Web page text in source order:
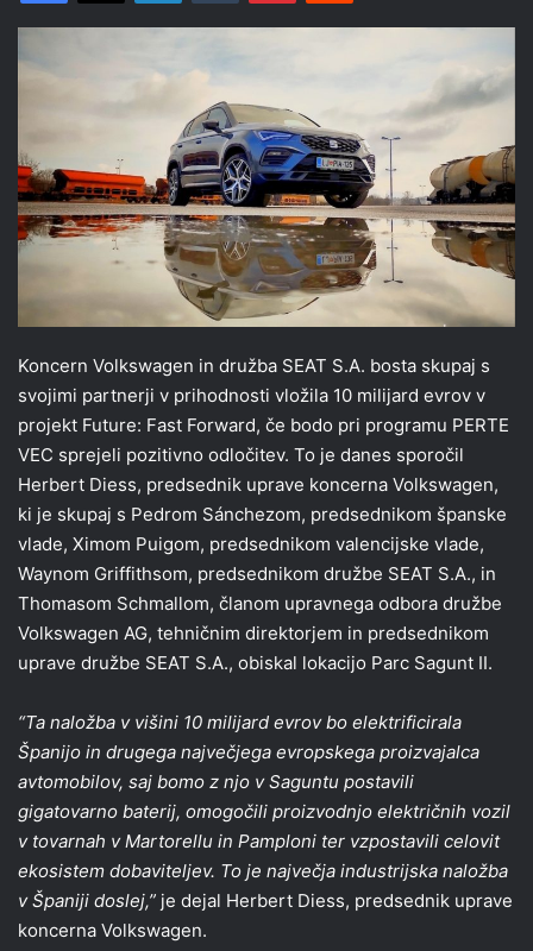
Koncern Volkswagen in družba SEAT S.A. bosta skupaj s
svojimi partnerji v prihodnosti vložila 10 milijard evrov v
projekt Future: Fast Forward, če bodo pri programu PERTE
VEC sprejeli pozitivno odločitev. To je danes sporočil
Herbert Diess, predsednik uprave koncerna Volkswagen,
ki je skupaj s Pedrom Sánchezom, predsednikom španske
vlade, Ximom Puigom, predsednikom valencijske vlade,
Waynom Griffithsom, predsednikom družbe SEAT S.A., in
Thomasom Schmallom, članom upravnega odbora družbe
Volkswagen AG, tehničnim direktorjem in predsednikom
uprave družbe SEAT S.A., obiskal lokacijo Parc Sagunt II.
“Ta naložba v višini 10 milijard evrov bo elektrificirala
Španijo in drugega največjega evropskega proizvajalca
avtomobilov, saj bomo z njo v Saguntu postavili
gigatovarno baterij, omogočili proizvodnjo električnih vozil
v tovarnah v Martorellu in Pamploni ter vzpostavili celovit
ekosistem dobaviteljev. To je največja industrijska naložba
v Španiji doslej,” je dejal Herbert Diess, predsednik uprave
koncerna Volkswagen.